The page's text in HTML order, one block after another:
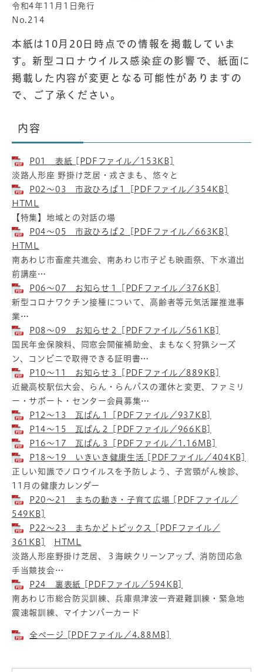
令和4年11月1日発行
No.214
本紙は10月20日時点での情報を掲載していま
す。新型コロナウイルス感染症の影響で、紙面に
掲載した内容が変更となる可能性がありますの
で、ご了承ください。
内容
P01 表紙 [PDFファイル／153KB]
淡路人形座 野掛け芝居・戎さまも、悠々と
P02～03 市政ひろば１ [PDFファイル／354KB]
HTML
【特集】地域との対話の場
P04～05 市政ひろば２ [PDFファイル／663KB]
HTML
南あわじ市畜産共進会、南あわじ市子ども映画祭、下水道出
前講座…
P06～07 お知らせ１ [PDFファイル／376KB]
新型コロナワクチン接種について、高齢者等元気活躍推進事
業…
P08～09 お知らせ２ [PDFファイル／561KB]
国民年金保険料、同窓会開催補助金、まもなく狩猟シーズ
ン、コンビニで取得できる証明書…
P10～11 お知らせ３ [PDFファイル／889KB]
近畿高校駅伝大会、らん・らんバスの運休と変更、ファミリ
ー・サポート・センター会員募集…
P12～13 瓦ばん１ [PDFファイル／937KB]
P14～15 瓦ばん２ [PDFファイル／966KB]
P16～17 瓦ばん３ [PDFファイル／1.16MB]
P18～19 いきいき健康生活 [PDFファイル／404KB]
正しい知識でノロウイルスを予防しよう、子宮頸がん検診、
11月の健康カレンダー
P20～21 まちの動き・子育て広場 [PDFファイル／
549KB]
P22～23 まちかどトピックス [PDFファイル／
361KB]
HTML
淡路人形座野掛け芝居、３海峡クリーンアップ、消防団応急
手当競技会…
P24 裏表紙 [PDFファイル／594KB]
南あわじ市総合防災訓練、兵庫県津波一斉避難訓練・緊急地
震速報訓練、マイナンバーカード
全ページ [PDFファイル／4.88MB]